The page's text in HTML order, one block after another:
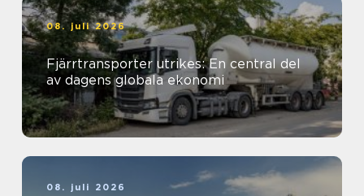
08. juli 2026
Fjärrtransporter utrikes: En central del
av dagens globala ekonomi
08. juli 2026